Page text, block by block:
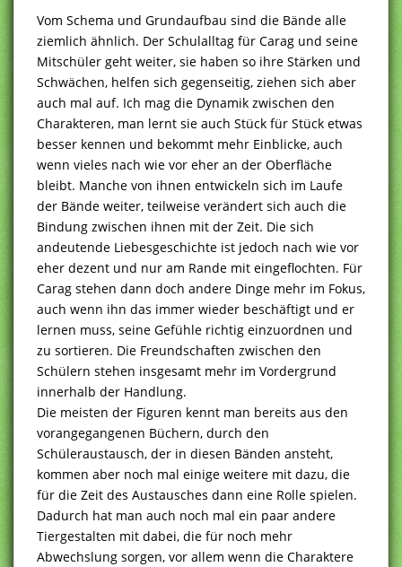
Vom Schema und Grundaufbau sind die Bände alle
ziemlich ähnlich. Der Schulalltag für Carag und seine
Mitschüler geht weiter, sie haben so ihre Stärken und
Schwächen, helfen sich gegenseitig, ziehen sich aber
auch mal auf. Ich mag die Dynamik zwischen den
Charakteren, man lernt sie auch Stück für Stück etwas
besser kennen und bekommt mehr Einblicke, auch
wenn vieles nach wie vor eher an der Oberfläche
bleibt. Manche von ihnen entwickeln sich im Laufe
der Bände weiter, teilweise verändert sich auch die
Bindung zwischen ihnen mit der Zeit. Die sich
andeutende Liebesgeschichte ist jedoch nach wie vor
eher dezent und nur am Rande mit eingeflochten. Für
Carag stehen dann doch andere Dinge mehr im Fokus,
auch wenn ihn das immer wieder beschäftigt und er
lernen muss, seine Gefühle richtig einzuordnen und
zu sortieren. Die Freundschaften zwischen den
Schülern stehen insgesamt mehr im Vordergrund
innerhalb der Handlung.
Die meisten der Figuren kennt man bereits aus den
vorangegangenen Büchern, durch den
Schüleraustausch, der in diesen Bänden ansteht,
kommen aber noch mal einige weitere mit dazu, die
für die Zeit des Austausches dann eine Rolle spielen.
Dadurch hat man auch noch mal ein paar andere
Tiergestalten mit dabei, die für noch mehr
Abwechslung sorgen, vor allem wenn die Charaktere